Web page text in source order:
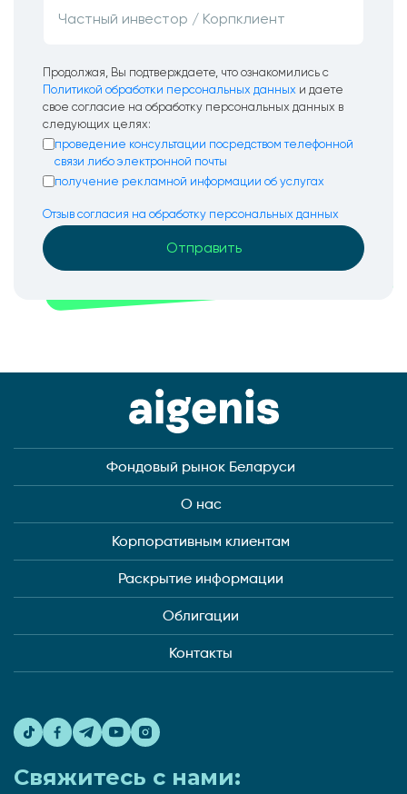
Продолжая, Вы подтверждаете, что ознакомились с
Политикой обработки персональных данных и даете
свое согласие на обработку персональных данных в
следующих целях:
проведение консультации посредством телефонной
связи либо электронной почты
получение рекламной информации об услугах
Отзыв согласия на обработку персональных данных
Фондовый рынок Беларуси
О нас
Корпоративным клиентам
Раскрытие информации
Облигации
Контакты
Свяжитесь с нами: